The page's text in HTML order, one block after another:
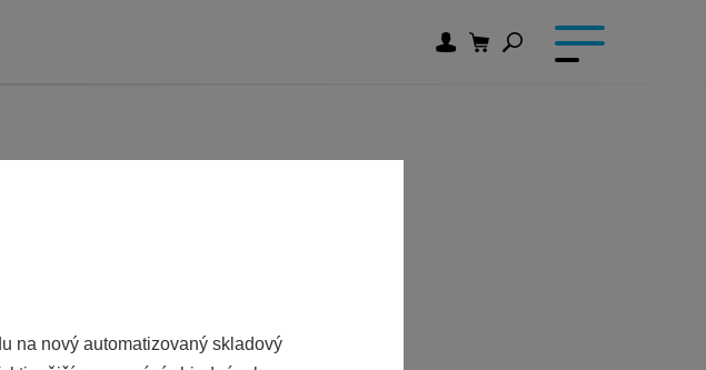
na nový automatizovaný skladový